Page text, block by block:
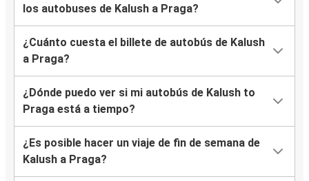
los autobuses de Kalush a Praga?
¿Cuánto cuesta el billete de autobús de Kalush
a Praga?
¿Dónde puedo ver si mi autobús de Kalush to
Praga está a tiempo?
¿Es posible hacer un viaje de fin de semana de
Kalush a Praga?